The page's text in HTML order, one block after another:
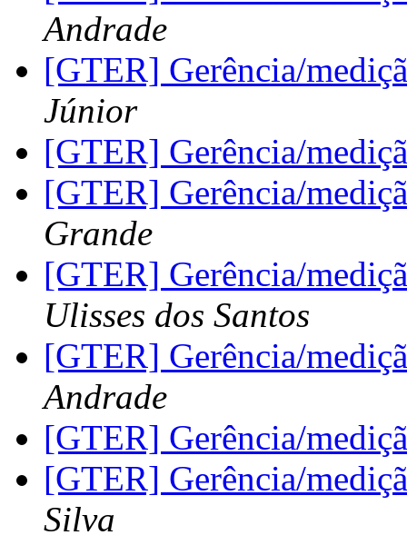
Andrade
[GTER] Gerência/
Júnior
[GTER] Gerência/
[GTER] Gerência/
Grande
[GTER] Gerência/
Ulisses dos Santos
[GTER] Gerência/
Andrade
[GTER] Gerência/
[GTER] Gerência/
Silva